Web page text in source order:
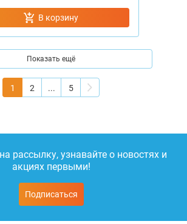
В корзину
Показать ещё
1 2 ... 5
рассылку, узнавайте о новостях и
акциях первыми!
Подписаться